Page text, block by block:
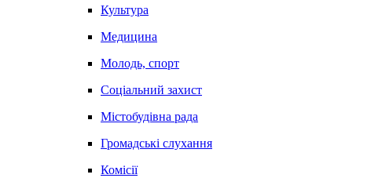
Культура
Медицина
Молодь, спорт
Соціальний захист
Містобудівна рада
Громадські слухання
Комісії